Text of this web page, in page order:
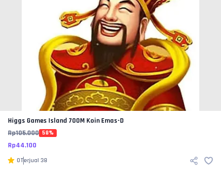
Higgs Games Island 700M Koin Emas-D
Rp105.000 58%
Rp44.100
0Terjual 38